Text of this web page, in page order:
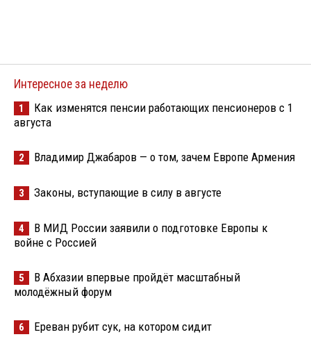
Интересное за неделю
1
Как изменятся пенсии работающих пенсионеров с 1
августа
2 Владимир Джабаров — о том, зачем Европе Армения
3 Законы, вступающие в силу в августе
4
В МИД России заявили о подготовке Европы к
войне с Россией
5
В Абхазии впервые пройдёт масштабный
молодёжный форум
6 Ереван рубит сук, на котором сидит